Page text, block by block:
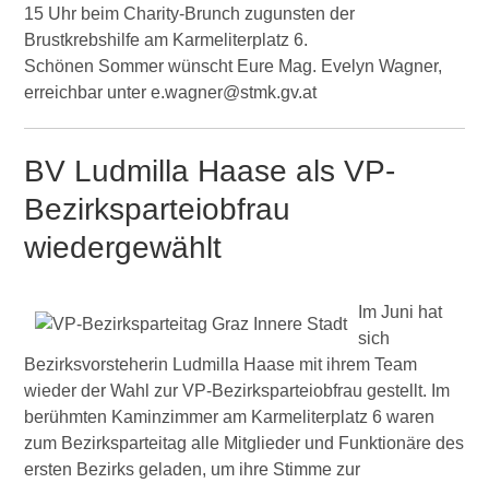
15 Uhr beim Charity-Brunch zugunsten der
Brustkrebshilfe am Karmeliterplatz 6.
Schönen Sommer wünscht Eure Mag. Evelyn Wagner,
erreichbar unter e.wagner@stmk.gv.at
BV Ludmilla Haase als VP-
Bezirksparteiobfrau
wiedergewählt
Im Juni hat
sich
Bezirksvorsteherin Ludmilla Haase mit ihrem Team
wieder der Wahl zur VP-Bezirksparteiobfrau gestellt. Im
berühmten Kaminzimmer am Karmeliterplatz 6 waren
zum Bezirksparteitag alle Mitglieder und Funktionäre des
ersten Bezirks geladen, um ihre Stimme zur